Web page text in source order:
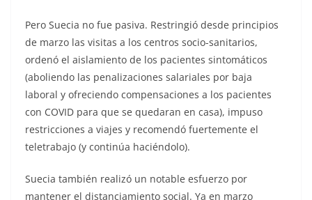
Pero Suecia no fue pasiva. Restringió desde principios
de marzo las visitas a los centros socio-sanitarios,
ordenó el aislamiento de los pacientes sintomáticos
(aboliendo las penalizaciones salariales por baja
laboral y ofreciendo compensaciones a los pacientes
con COVID para que se quedaran en casa), impuso
restricciones a viajes y recomendó fuertemente el
teletrabajo (y continúa haciéndolo).
Suecia también realizó un notable esfuerzo por
mantener el distanciamiento social. Ya en marzo